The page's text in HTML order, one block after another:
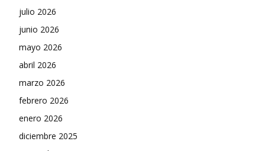
julio 2026
junio 2026
mayo 2026
abril 2026
marzo 2026
febrero 2026
enero 2026
diciembre 2025